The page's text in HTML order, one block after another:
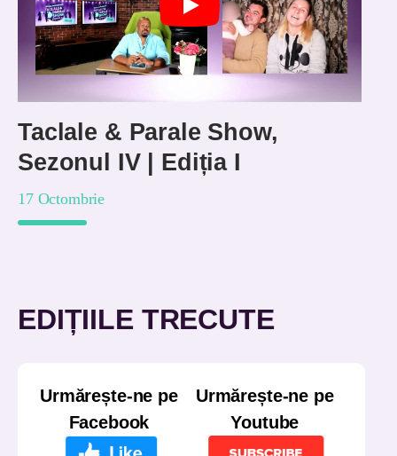
Taclale & Parale Show,
Sezonul IV | Ediția I
17 Octombrie
EDIȚIILE TRECUTE
Urmărește-ne pe
Facebook
Urmărește-ne pe
Youtube